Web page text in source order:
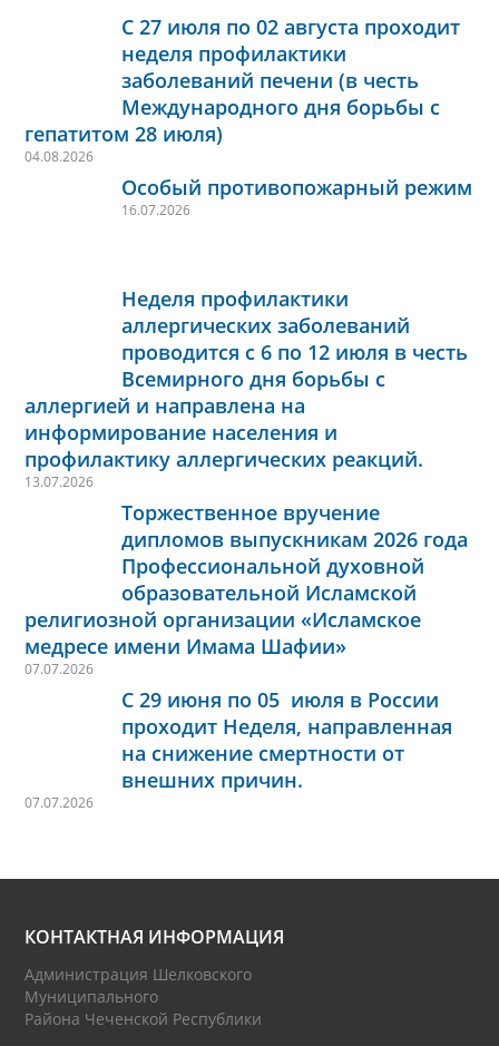
С 27 июля по 02 августа проходит
неделя профилактики
заболеваний печени (в честь
Международного дня борьбы с
гепатитом 28 июля)
04.08.2026
Особый противопожарный режим
16.07.2026
Неделя профилактики
аллергических заболеваний
проводится с 6 по 12 июля в честь
Всемирного дня борьбы с
аллергией и направлена на
информирование населения и
профилактику аллергических реакций.
13.07.2026
Торжественное вручение
дипломов выпускникам 2026 года
Профессиональной духовной
образовательной Исламской
религиозной организации «Исламское
медресе имени Имама Шафии»
07.07.2026
С 29 июня по 05 июля в России
проходит Неделя, направленная
на снижение смертности от
внешних причин.
07.07.2026
КОНТАКТНАЯ ИНФОРМАЦИЯ
Администрация Шелковского
Муниципального
Района Чеченской Республики